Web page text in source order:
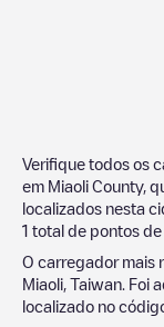
Verifique todos os
em Miaoli County,
localizados nesta
1 total de pontos
O carregador mais
Miaoli, Taiwan . Foi
localizado no